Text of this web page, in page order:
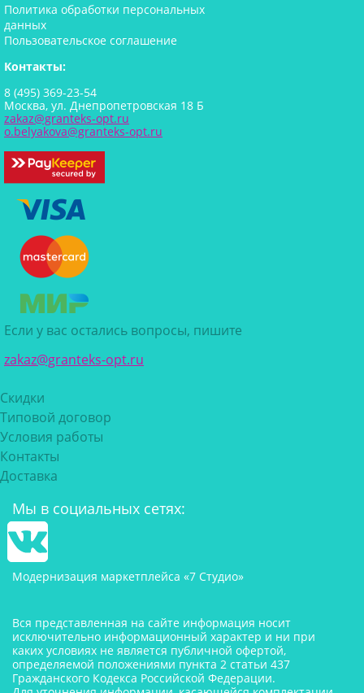
Политика обработки персональных
данных
Пользовательское соглашение
Контакты:
8 (495) 369-23-54
Москва, ул. Днепропетровская 18 Б
zakaz@granteks-opt.ru
o.belyakova@granteks-opt.ru
Если у вас остались вопросы, пишите
zakaz@granteks-opt.ru
Скидки
Типовой договор
Условия работы
Контакты
Доставка
Мы в социальных сетях:
Модернизация маркетплейса «7 Студио»
Вся представленная на сайте информация носит
исключительно информационный характер и ни при
каких условиях не является публичной офертой,
определяемой положениями пункта 2 статьи 437
Гражданского Кодекса Российской Федерации.